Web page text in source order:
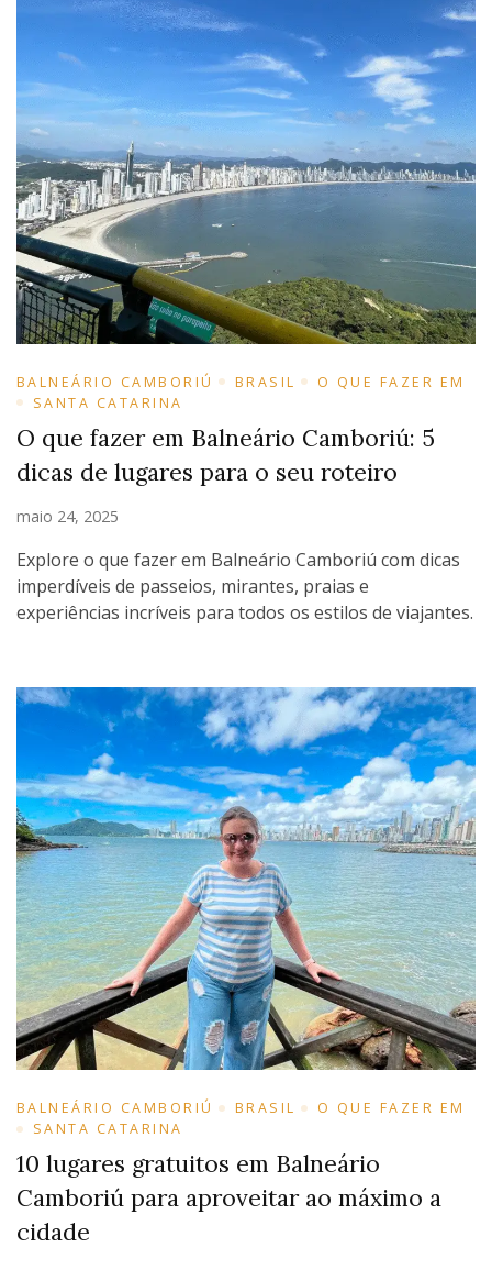
BALNEÁRIO CAMBORIÚ BRASIL
O QUE FAZER EM
SANTA CATARINA
O que fazer em Balneário Camboriú: 5
dicas de lugares para o seu roteiro
maio 24, 2025
Explore o que fazer em Balneário Camboriú com dicas
imperdíveis de passeios, mirantes, praias e
experiências incríveis para todos os estilos de viajantes.
BALNEÁRIO CAMBORIÚ BRASIL
O QUE FAZER EM
SANTA CATARINA
10 lugares gratuitos em Balneário
Camboriú para aproveitar ao máximo a
cidade